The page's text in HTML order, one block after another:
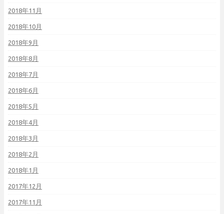
2018年11月
2018年10月
2018年9月
2018年8月
2018年7月
2018年6月
2018年5月
2018年4月
2018年3月
2018年2月
2018年1月
2017年12月
2017年11月